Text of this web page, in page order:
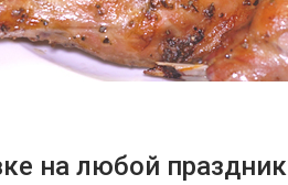
на любой праздник